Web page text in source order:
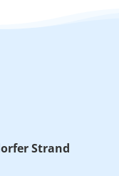
Strand